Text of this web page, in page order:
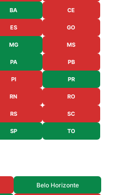
BA CE
ES GO
MG MS
PA PB
PI PR
RN RO
RS SC
SP TO
Belo Horizonte